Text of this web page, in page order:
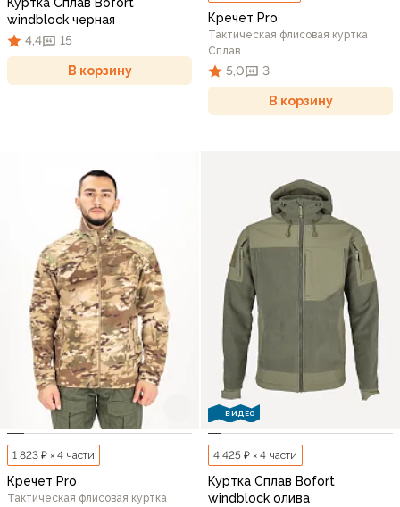
Куртка Сплав Bofort
windblock черная
4,4
15
В корзину
Кречет Pro
Тактическая флисовая куртка
Сплав
5,0 3
В корзину
1 823 ₽ × 4 части
Кречет Pro
Тактическая флисовая куртка
ВИДЕО
4 425 ₽ × 4 части
Куртка Сплав Bofort
windblock олива